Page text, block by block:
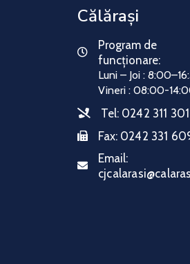
Călărași
Program de
funcționare:
Luni – Joi :
Vineri : 08:00-
Tel: 0242 311 301
Fax: 0242 331
Email: